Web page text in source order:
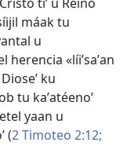
tiʼ u Reino
máak tu
u
«líiʼsaʼan
ku
tu kaʼatéenoʼ
yaan u
(2 Timoteo 2:12;